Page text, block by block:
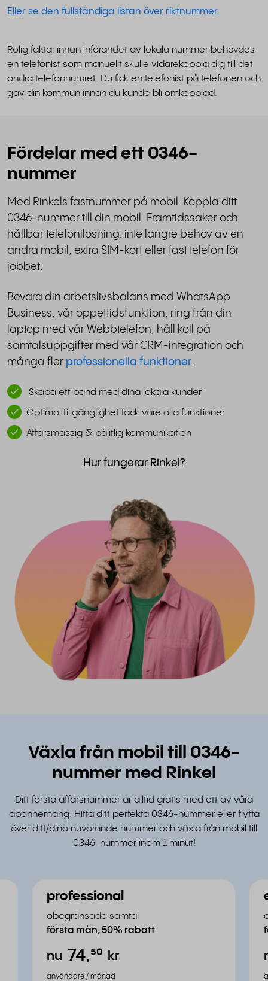
Eller se den fullständiga listan över riktnummer.
Rolig fakta: innan införandet av lokala nummer behövdes
en telefonist som manuellt skulle vidarekoppla dig till det
andra telefonnumret. Du fick en telefonist på telefonen och
gav din kommun innan du kunde bli omkopplad.
Fördelar med ett 0346-
nummer
Med Rinkels fastnummer på mobil: Koppla ditt
0346-nummer till din mobil. Framtidssäker och
hållbar telefonilösning: inte längre behov av en
andra mobil, extra SIM-kort eller fast telefon för
jobbet.
Bevara din arbetslivsbalans med WhatsApp
Business, vår öppettidsfunktion, ring från din
laptop med vår Webbtelefon, håll koll på
samtalsuppgifter med vår CRM-integration och
många fler professionella funktioner.
Skapa ett band med dina lokala kunder
Optimal tillgänglighet tack vare alla funktioner
Affärsmässig & pålitlig kommunikation
Hur fungerar Rinkel?
Växla från mobil till 0346-
nummer med Rinkel
Ditt första affärsnummer är alltid gratis med ett av våra
abonnemang. Hitta ditt perfekta 0346-nummer eller flytta
över ditt/dina nuvarande nummer och växla från mobil till
0346-nummer inom 1 minut!
professional
obegränsade samtal
första mån, 50% rabatt
nu kr
74,⁵⁰
användare / månad